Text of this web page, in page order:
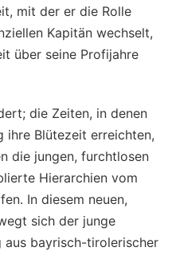
mit der er die Rolle
Kapitän wechselt,
über seine Profijahre
die Zeiten, in denen
ihre Blütezeit erreichten,
die jungen, furchtlosen
Hierarchien vom
In diesem neuen,
sich der junge
aus bayrisch-tirolerischer